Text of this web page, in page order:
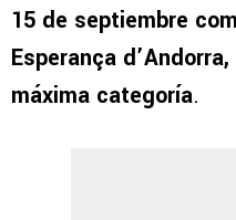
15 de septiembre
Esperança
máxima categoría.